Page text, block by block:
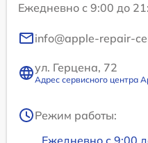
Ежедневно с 9:00 до
info@apple-repair-
ул. Герцена, 72
Адрес сервисного центра
Режим работы: